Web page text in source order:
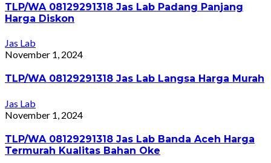
TLP/WA 08129291318 Jas Lab Padang Panjang
Harga Diskon
Jas Lab
November 1, 2024
TLP/WA 08129291318 Jas Lab Langsa Harga Murah
Jas Lab
November 1, 2024
TLP/WA 08129291318 Jas Lab Banda Aceh Harga
Termurah Kualitas Bahan Oke